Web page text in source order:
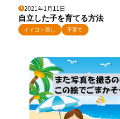
2021年1月11日
自立した子を育てる方法
イイコト探し
子育て